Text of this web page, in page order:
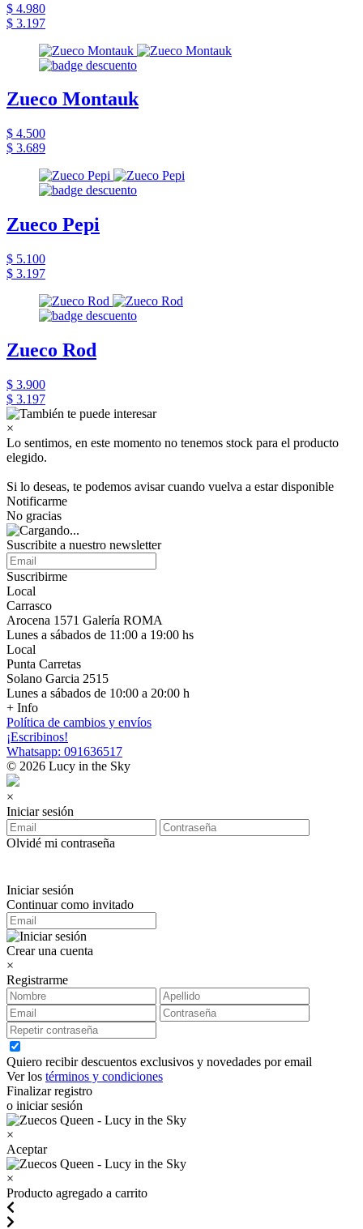
$ 4.980
$ 3.197
Zueco Montauk
$ 4.500
$ 3.689
Zueco Pepi
$ 5.100
$ 3.197
Zueco Rod
$ 3.900
$ 3.197
×
Lo sentimos, en este momento no tenemos stock para el producto
elegido.
Si lo deseas, te podemos avisar cuando vuelva a estar disponible
Notificarme
No gracias
Suscribite a nuestro newsletter
Suscribirme
Local
Carrasco
Arocena 1571 Galería ROMA
Lunes a sábados de 11:00 a 19:00 hs
Local
Punta Carretas
Solano Garcia 2515
Lunes a sábados de 10:00 a 20:00 h
+ Info
Política de cambios y envíos
¡Escribinos!
Whatsapp: 091636517
© 2026 Lucy in the Sky
×
Iniciar sesión
Olvidé mi contraseña
Iniciar sesión
Continuar como invitado
Crear una cuenta
×
Registrarme
Quiero recibir descuentos exclusivos y novedades por email
Ver los términos y condiciones
Finalizar registro
o iniciar sesión
×
Aceptar
×
Producto agregado a carrito